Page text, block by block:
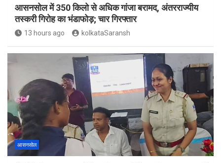
आसनसोल में 350 किलो से अधिक गांजा बरामद, अंतरराज्यीय
तस्करी गिरोह का भंडाफोड़; चार गिरफ्तार
13 hours ago kolkataSaransh
आसनसोल